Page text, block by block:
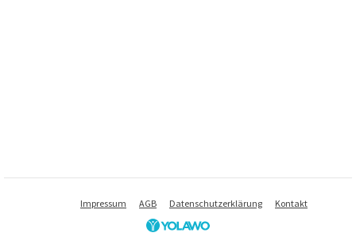
Impressum AGB Datenschutzerklärung Kontakt